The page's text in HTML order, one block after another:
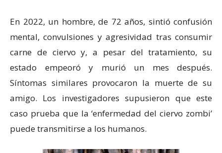
En 2022, un hombre, de 72 años, sintió confusión
mental, convulsiones y agresividad tras consumir
carne de ciervo y, a pesar del tratamiento, su
estado empeoró y murió un mes después.
Síntomas similares provocaron la muerte de su
amigo. Los investigadores supusieron que este
caso prueba que la ‘enfermedad del ciervo zombi’
puede transmitirse a los humanos.